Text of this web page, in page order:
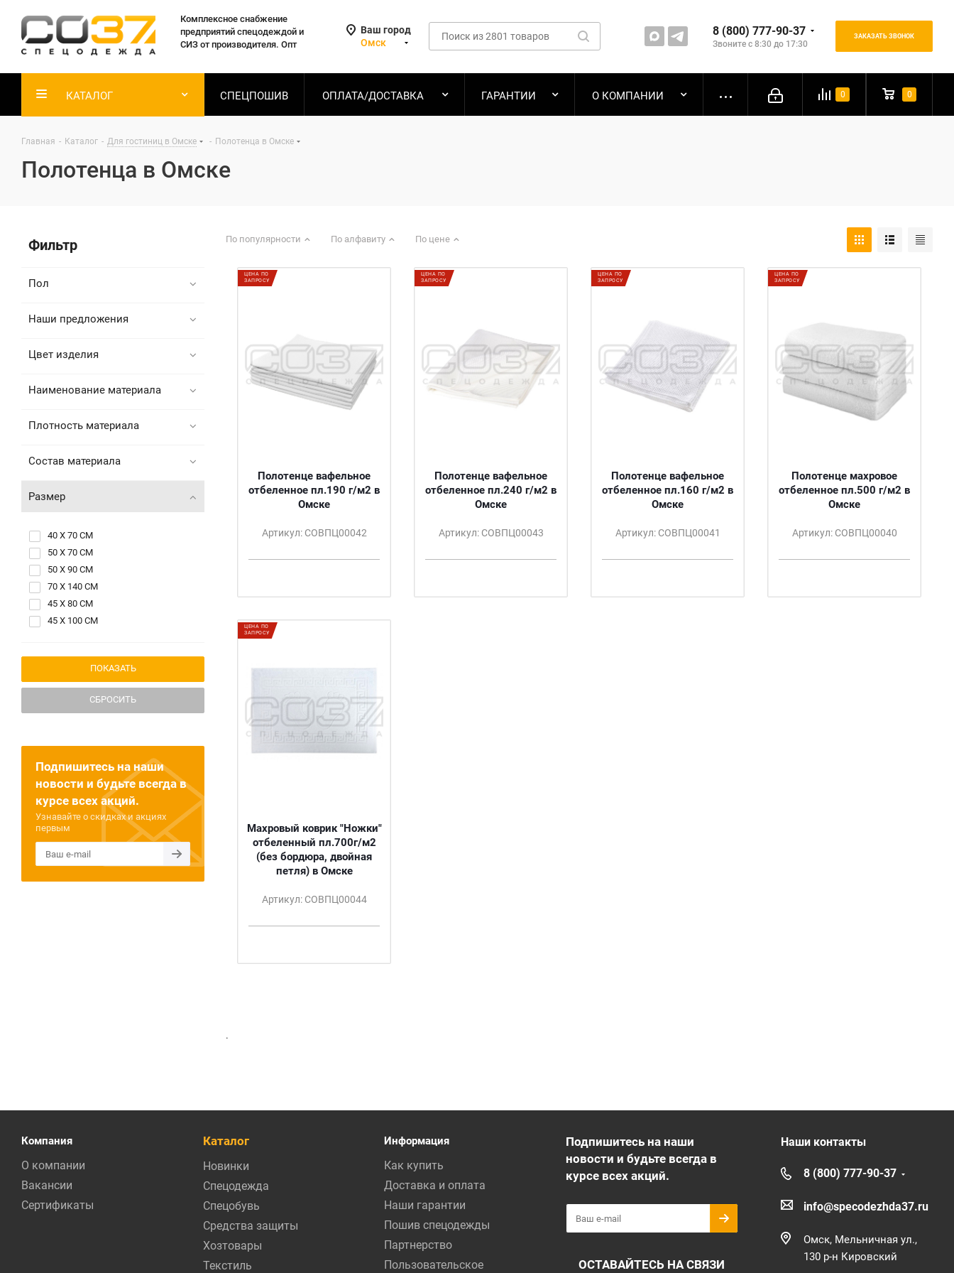
Комплексное снабжение
предприятий спецодеждой и
СИЗ от производителя. Опт
Ваш город
Омск
8 (800) 777-90-37
Звоните с 8:30 до 17:30
ЗАКАЗАТЬ ЗВОНОК
0 0
КАТАЛОГ СПЕЦПОШИВ ОПЛАТА/ДОСТАВКА ГАРАНТИИ О КОМПАНИИ
Главная - Каталог - Для гостиниц в Омске - Полотенца в Омске
Полотенца в Омске
По популярности По алфавиту По цене
ЦЕНА ПО
ЗАПРОСУ
Полотенце вафельное
отбеленное пл.190 г/м2 в
Омске
Артикул: СОВПЦ00042
ЦЕНА ПО
ЗАПРОСУ
Полотенце вафельное
отбеленное пл.240 г/м2 в
Омске
Артикул: СОВПЦ00043
ЦЕНА ПО
ЗАПРОСУ
Полотенце вафельное
отбеленное пл.160 г/м2 в
Омске
Артикул: СОВПЦ00041
ЦЕНА ПО
ЗАПРОСУ
Полотенце махровое
отбеленное пл.500 г/м2 в
Омске
Артикул: СОВПЦ00040
ЦЕНА ПО
ЗАПРОСУ
Махровый коврик "Ножки"
отбеленный пл.700г/м2
(без бордюра, двойная
петля) в Омске
Артикул: СОВПЦ00044
.
Фильтр
Пол
Наши предложения
Цвет изделия
Наименование материала
Плотность материала
Состав материала
Размер
40 Х 70 СМ
50 Х 70 СМ
50 Х 90 СМ
70 Х 140 СМ
45 Х 80 СМ
45 Х 100 СМ
СБРОСИТЬ
Подпишитесь на наши
новости и будьте всегда в
курсе всех акций.
Узнавайте о скидках и акциях
первым
Компания
О компании
Вакансии
Сертификаты
Каталог
Новинки
Спецодежда
Спецобувь
Средства защиты
Хозтовары
Текстиль
Информация
Как купить
Доставка и оплата
Наши гарантии
Пошив спецодежды
Партнерство
Пользовательское
Подпишитесь на наши
новости и будьте всегда в
курсе всех акций.
ОСТАВАЙТЕСЬ НА СВЯЗИ
Наши контакты
8 (800) 777-90-37
info@specodezhda37.ru
Омск, Мельничная ул.,
130 р-н Кировский